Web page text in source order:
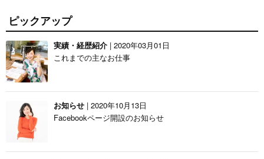
ピックアップ
実績・経歴紹介 | 2020年03月01日
これまでの主なお仕事
お知らせ | 2020年10月13日
Facebookページ開設のお知らせ